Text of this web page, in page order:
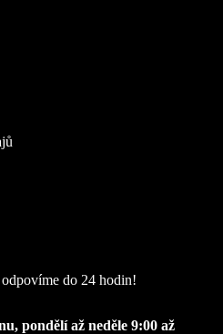
do 24 hodin!
pondělí až neděle 9:00 až